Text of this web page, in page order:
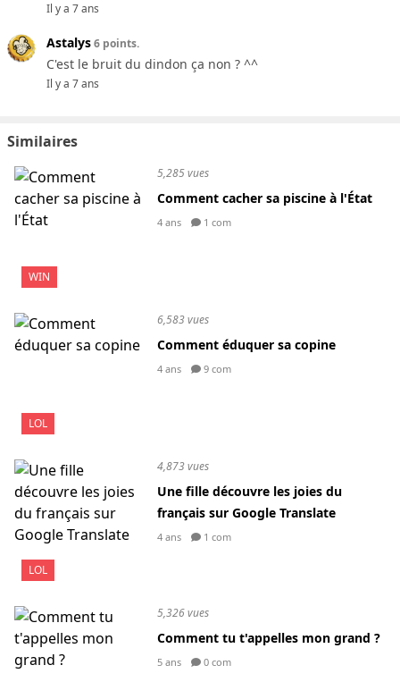
Il y a 7 ans
Astalys6 points.
C'est le bruit du dindon ça non ? ^^
Il y a 7 ans
Similaires
WIN
5,285 vues
Comment cacher sa piscine à l'État
4 ans 1 com
LOL
6,583 vues
Comment éduquer sa copine
4 ans 9 com
LOL
4,873 vues
Une fille découvre les joies du
français sur Google Translate
4 ans 1 com
5,326 vues
Comment tu t'appelles mon grand ?
5 ans 0 com